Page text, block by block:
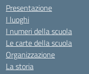
Presentazione
I luoghi
I numeri della scuola
Le carte della scuola
Organizzazione
La storia